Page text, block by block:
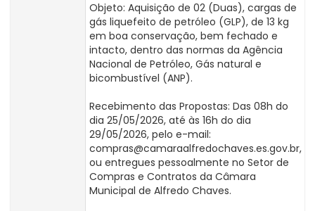
Objeto: Aquisição de 02 (Duas), cargas de
gás liquefeito de petróleo (GLP), de 13 kg
em boa conservação, bem fechado e
intacto, dentro das normas da Agência
Nacional de Petróleo, Gás natural e
bicombustível (ANP).
Recebimento das Propostas: Das 08h do
dia 25/05/2026, até às 16h do dia
29/05/2026, pelo e-mail:
compras@camaraalfredochaves.es.gov.br,
ou entregues pessoalmente no Setor de
Compras e Contratos da Câmara
Municipal de Alfredo Chaves.